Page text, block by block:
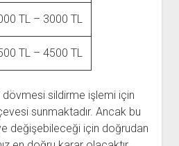
TL – 3000 TL
TL – 4500 TL
sildirme işlemi için
sunmaktadır. Ancak bu
değişebileceği için doğrudan